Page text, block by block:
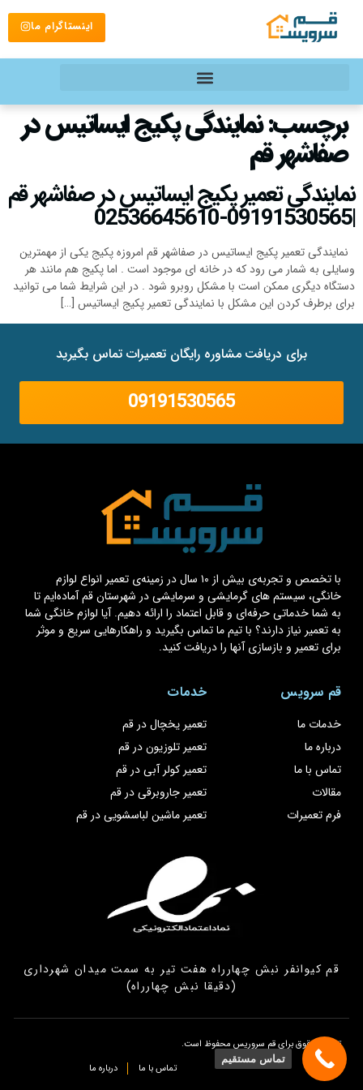
اینستاگرام ما
برچسب:نمایندگی پکیج ایساتیس در
صفاشهر قم
نمایندگی تعمیر پکیج ایساتیس در صفاشهر قم
|09191530565-02536645610
نمایندگی تعمیر پکیج ایساتیس در صفاشهر قم امروزه پکیج یکی از مهمترین
وسایلی به شمار می رود که در خانه ای موجود است . اما پکیج هم مانند هر
دستگاه دیگری ممکن است با مشکل روبرو شود . در این شرایط شما می توانید
برای برطرف کردن این مشکل با نمایندگی تعمیر پکیج ایساتیس […]
برای دریافت مشاوره رایگان تعمیرات تماس بگیرید
09191530565
با تخصص و تجربه‌ی بیش از ۱۰ سال در زمینه‌ی تعمیر انواع لوازم
خانگی، سیستم های گرمایشی و سرمایشی در شهرستان قم آماده‌ایم تا
به شما خدماتی حرفه‌ای و قابل اعتماد را ارائه دهیم. آیا لوازم خانگی شما
به تعمیر نیاز دارند؟ با تیم ما تماس بگیرید و راهکارهایی سریع و موثر
برای تعمیر و بازسازی آنها را دریافت کنید.
قم سرویس
خدمات ما
درباره ما
تماس با ما
مقالات
فرم تعمیرات
خدمات
تعمیر یخچال در قم
تعمیر تلوزیون در قم
تعمیر کولر آبی در قم
تعمیر جاروبرقی در قم
تعمیر ماشین لباسشویی در قم
قم کیوانفر نبش چهارراه هفت تیر به سمت میدان شهرداری
(دقیقا نبش چهارراه)
تمامی حقوق برای قم سروریس محفوظ است.
تماس با ما
درباره ما
تماس مستقیم